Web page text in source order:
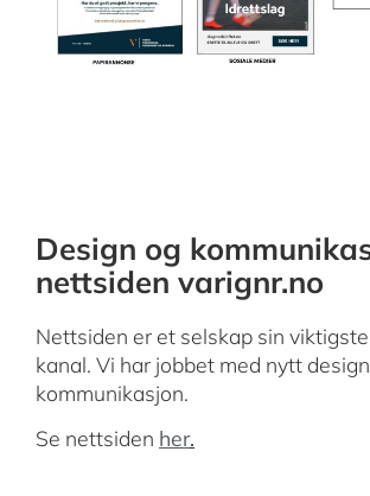
Design og
nettsiden varignr.no
Nettsiden er et selskap sin
kanal. Vi har jobbet med nytt
kommunikasjon.
Se nettsiden her.